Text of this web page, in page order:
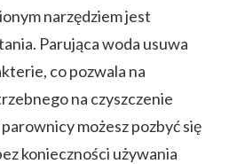
narzędziem jest
Parująca woda usuwa
co pozwala na
na czyszczenie
możesz pozbyć się
konieczności używania